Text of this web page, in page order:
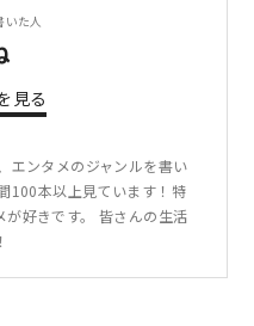
いた人
見る
エンタメのジャンルを書い
100本以上見ています！特
好きです。 皆さんの生活